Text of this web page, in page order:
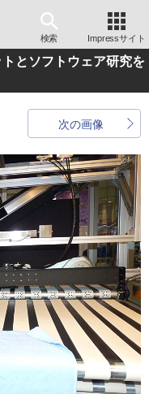
検索 Impressサイト
とソフトウェア研究を
次の画像